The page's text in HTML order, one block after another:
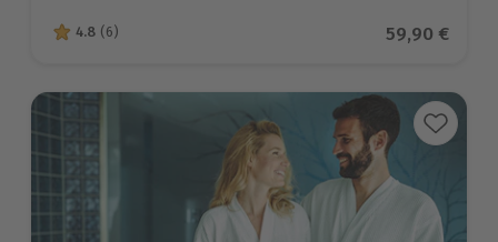
4.8 von 5 Sternen basierend auf 6 Bewertungen
4.8 (6) Aktueller
59,90 €